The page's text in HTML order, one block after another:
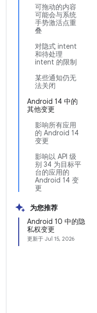
可拖动的内容
可能会与系统
手势激活点重
叠
对隐式 intent
和待处理
intent 的限制
某些通知仍无
法关闭
Android 14 中的
其他变更
影响所有应用
的 Android 14
变更
影响以 API 级
别 34 为目标平
台的应用的
Android 14 变
更
为您推荐
Android 10 中的隐
私权变更
更新于 Jul 15, 2026